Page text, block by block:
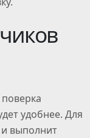
удобнее. Для
и выполнит